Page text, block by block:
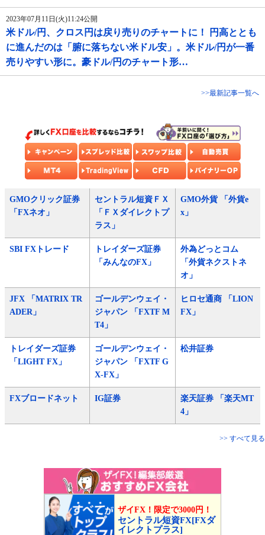
2023年07月11日(火)11:24公開
米ドル/円、クロス円は戻り売りのチャートに！ 円高ととも
に進んだのは「腑に落ちない米ドル安」。米ドル/円が一番
売りやすい形に。豪ドル/円のチャート形…
>>最新記事一覧へ
GMOクリック証券
「FXネオ」
セントラル短資ＦＸ
「ＦＸダイレクトプ
ラス」
GMO外貨 「外貨e
x」
SBI FXトレード
トレイダーズ証券
「みんなのFX」
外為どっとコム
「外貨ネクストネ
オ」
JFX 「MATRIX TR
ADER」
ゴールデンウェイ・
ジャパン 「FXTF M
T4」
ヒロセ通商 「LION
FX」
トレイダーズ証券
「LIGHT FX」
ゴールデンウェイ・
ジャパン 「FXTF G
X-FX」
松井証券
FXブロードネット IG証券
楽天証券 「楽天MT
4」
>> すべて見る
ザイFX！限定で3000円！
セントラル短資FX[FXダ
イレクトプラス]